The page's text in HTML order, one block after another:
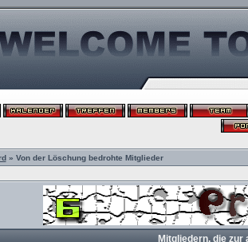
» Von der Löschung bedrohte Mitglieder
Mitgliedern, die